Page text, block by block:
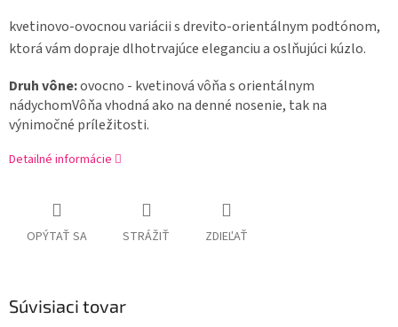
kvetinovo-ovocnouvariácii sdrevito-orientálnym podtónom,
ktorá vámdoprajedlhotrvajúceeleganciuaoslňujúci kúzlo.
Druh vône:ovocno - kvetinová vôňa s orientálnym
nádychomVôňa vhodná ako na denné nosenie, tak na
výnimočné príležitosti.
Detailné informácie
OPÝTAŤ SA STRÁŽIŤ ZDIEĽAŤ
Súvisiaci tovar